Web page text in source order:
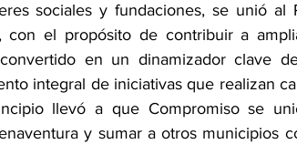
sociales y fundaciones, se unió al
con el propósito de contribuir a
en un dinamizador clave
integral de iniciativas que realizan
llevó a que Compromiso se
y sumar a otros municipios